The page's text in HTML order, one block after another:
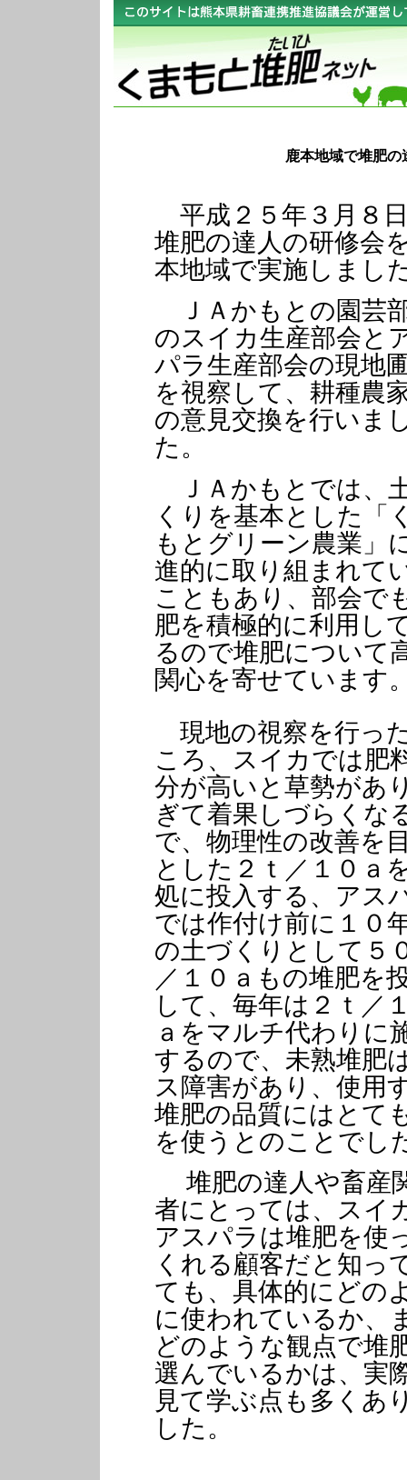
鹿本地域で堆肥
平成２５年３月８
堆肥の達人の研修会
本地域で実施しまし
ＪＡかもとの園芸
のスイカ生産部会と
パラ生産部会の現地
を視察して、耕種農
の意見交換を行いま
た。
ＪＡかもとでは、
くりを基本とした「
もとグリーン農業」
進的に取り組まれて
こともあり、部会で
肥を積極的に利用し
るので堆肥について
関心を寄せています
現地の視察を行っ
ころ、スイカでは肥
分が高いと草勢があ
ぎて着果しづらくな
で、物理性の改善を
とした２ｔ／１０ａ
処に投入する、アス
では作付け前に１０
の土づくりとして５
／１０ａもの堆肥を
して、毎年は２ｔ／
ａをマルチ代わりに
するので、未熟堆肥
ス障害があり、使用
堆肥の品質にはとて
を使うとのことでし
堆肥の達人や畜産
者にとっては、スイ
アスパラは堆肥を使
くれる顧客だと知っ
ても、具体的にどの
に使われているか、
どのような観点で堆
選んでいるかは、実
見て学ぶ点も多くあ
した。